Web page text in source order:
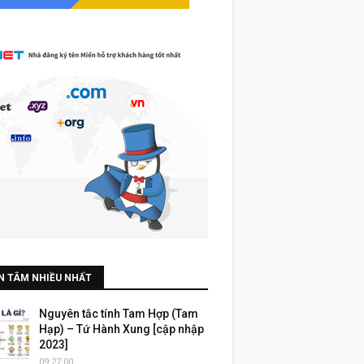
TÂM NHIỀU NHẤT
Nguyên tắc tính Tam Hợp (Tam
Hạp) – Tứ Hành Xung [cập nhập
2023]